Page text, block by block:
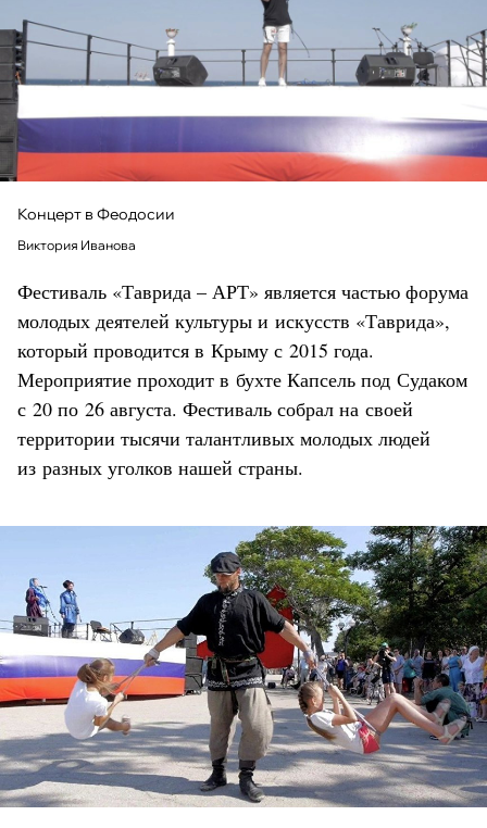
Концерт в Феодосии
Виктория Иванова
Фестиваль «Таврида – АРТ» является частью форума
молодых деятелей культуры и искусств «Таврида»,
который проводится в Крыму с 2015 года.
Мероприятие проходит в бухте Капсель под Судаком
с 20 по 26 августа. Фестиваль собрал на своей
территории тысячи талантливых молодых людей
из разных уголков нашей страны.